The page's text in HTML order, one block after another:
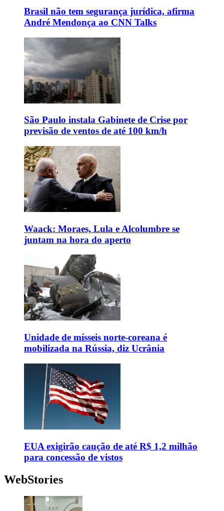
Brasil não tem segurança jurídica, afirma
André Mendonça ao CNN Talks
São Paulo instala Gabinete de Crise por
previsão de ventos de até 100 km/h
Waack: Moraes, Lula e Alcolumbre se
juntam na hora do aperto
Unidade de mísseis norte-coreana é
mobilizada na Rússia, diz Ucrânia
EUA exigirão caução de até R$ 1,2 milhão
para concessão de vistos
WebStories